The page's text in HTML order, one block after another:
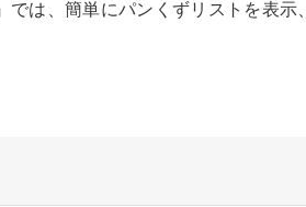
では、簡単にパンくずリストを表示